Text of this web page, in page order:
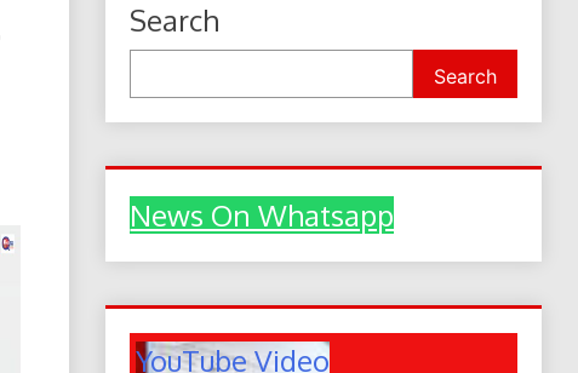
Search
Search
News On Whatsapp
YouTube Video